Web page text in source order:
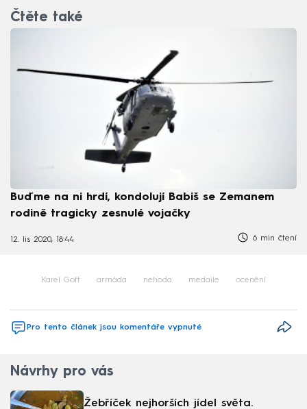
Čtěte také
Buďme na ni hrdí, kondolují Babiš se Zemanem
rodině tragicky zesnulé vojačky
12. lis 2020, 18:44 6 min čtení
Karel Gott armáda nehoda medaile ocenění
Pro tento článek jsou komentáře vypnuté
Návrhy pro vás
Žebříček nejhorších jídel světa.